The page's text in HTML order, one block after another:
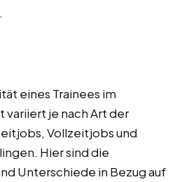
eines Trainees im
je nach Art der
Vollzeitjobs und
Hier sind die
Unterschiede in Bezug auf